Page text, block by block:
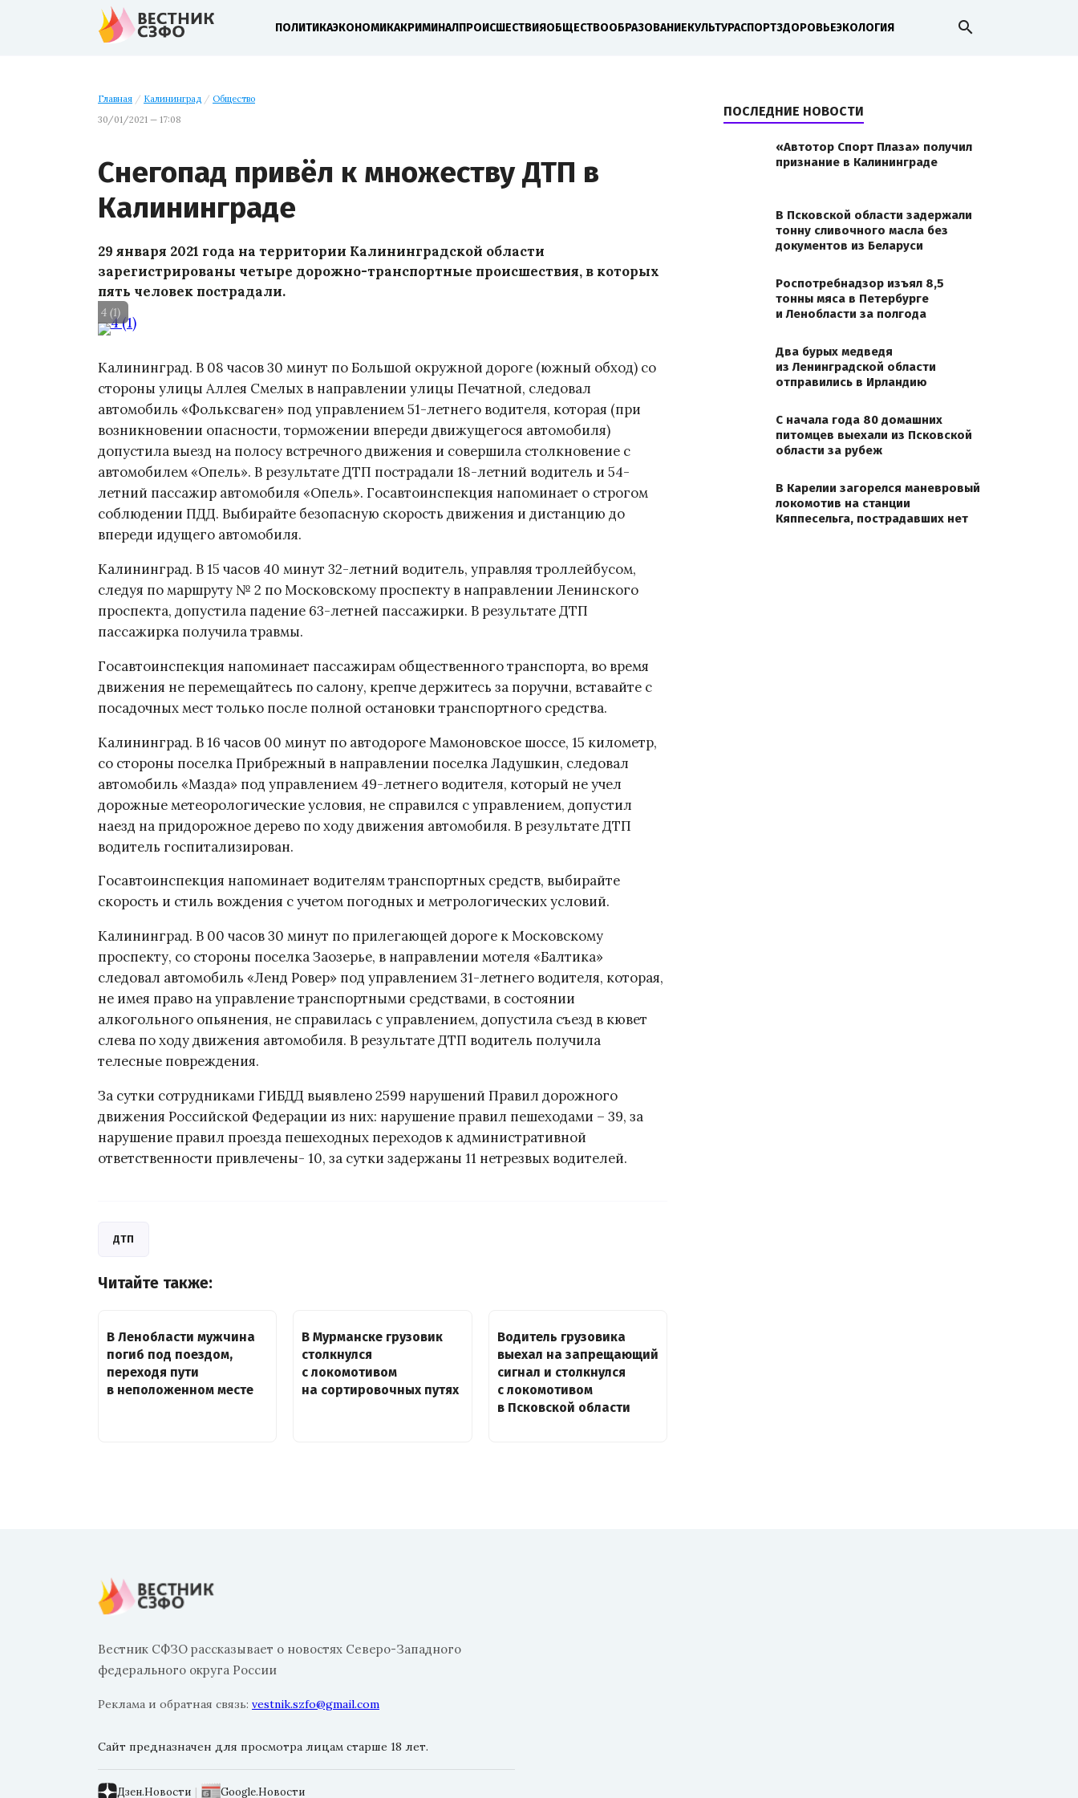
ПОЛИТИКАЭКОНОМИКАКРИМИНАЛПРОИСШЕСТВИЯОБЩЕСТВООБРАЗОВАНИЕКУЛЬТУРАСПОРТЗДОРОВЬЕЭКОЛОГИЯ search
Главная / Калининград / Общество
30/01/2021 — 17:08
Снегопад привёл к множеству ДТП в
Калининграде
29 января 2021 года на территории Калининградской области
зарегистрированы четыре дорожно-транспортные происшествия, в которых
пять человек пострадали.
4 (1)
Калининград. В 08 часов 30 минут по Большой окружной дороге (южный обход) со
стороны улицы Аллея Смелых в направлении улицы Печатной, следовал
автомобиль «Фольксваген» под управлением 51-летнего водителя, которая (при
возникновении опасности, торможении впереди движущегося автомобиля)
допустила выезд на полосу встречного движения и совершила столкновение с
автомобилем «Опель». В результате ДТП пострадали 18-летний водитель и 54-
летний пассажир автомобиля «Опель». Госавтоинспекция напоминает о строгом
соблюдении ПДД. Выбирайте безопасную скорость движения и дистанцию до
впереди идущего автомобиля.
Калининград. В 15 часов 40 минут 32-летний водитель, управляя троллейбусом,
следуя по маршруту № 2 по Московскому проспекту в направлении Ленинского
проспекта, допустила падение 63-летней пассажирки. В результате ДТП
пассажирка получила травмы.
Госавтоинспекция напоминает пассажирам общественного транспорта, во время
движения не перемещайтесь по салону, крепче держитесь за поручни, вставайте с
посадочных мест только после полной остановки транспортного средства.
Калининград. В 16 часов 00 минут по автодороге Мамоновское шоссе, 15 километр,
со стороны поселка Прибрежный в направлении поселка Ладушкин, следовал
автомобиль «Мазда» под управлением 49-летнего водителя, который не учел
дорожные метеорологические условия, не справился с управлением, допустил
наезд на придорожное дерево по ходу движения автомобиля. В результате ДТП
водитель госпитализирован.
Госавтоинспекция напоминает водителям транспортных средств, выбирайте
скорость и стиль вождения с учетом погодных и метрологических условий.
Калининград. В 00 часов 30 минут по прилегающей дороге к Московскому
проспекту, со стороны поселка Заозерье, в направлении мотеля «Балтика»
следовал автомобиль «Ленд Ровер» под управлением 31-летнего водителя, которая,
не имея право на управление транспортными средствами, в состоянии
алкогольного опьянения, не справилась с управлением, допустила съезд в кювет
слева по ходу движения автомобиля. В результате ДТП водитель получила
телесные повреждения.
За сутки сотрудниками ГИБДД выявлено 2599 нарушений Правил дорожного
движения Российской Федерации из них: нарушение правил пешеходами – 39, за
нарушение правил проезда пешеходных переходов к административной
ответственности привлечены- 10, за сутки задержаны 11 нетрезвых водителей.
ДТП
Читайте также:
В Ленобласти мужчина
погиб под поездом,
переходя пути
в неположенном месте
В Мурманске грузовик
столкнулся
с локомотивом
на сортировочных путях
Водитель грузовика
выехал на запрещающий
сигнал и столкнулся
с локомотивом
в Псковской области
ПОСЛЕДНИЕ НОВОСТИ
«Автотор Спорт Плаза» получил
признание в Калининграде
В Псковской области задержали
тонну сливочного масла без
документов из Беларуси
Роспотребнадзор изъял 8,5
тонны мяса в Петербурге
и Ленобласти за полгода
Два бурых медведя
из Ленинградской области
отправились в Ирландию
С начала года 80 домашних
питомцев выехали из Псковской
области за рубеж
В Карелии загорелся маневровый
локомотив на станции
Кяппесельга, пострадавших нет
Вестник СФЗО рассказывает о новостях Северо-Западного
федерального округа России
Реклама и обратная связь: vestnik.szfo@gmail.com
Сайт предназначен для просмотра лицам старше 18 лет.
Дзен.Новости | Google.Новости